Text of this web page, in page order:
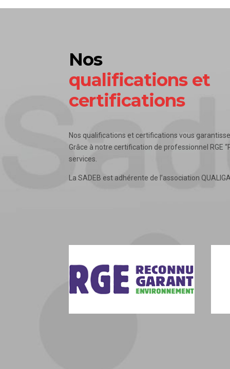
Nos
qualifications et
certifications
Nos qualifications et certifications vous
Grâce à notre certification de professionnel RGE
services.
La SADEB est adhérente de l’association